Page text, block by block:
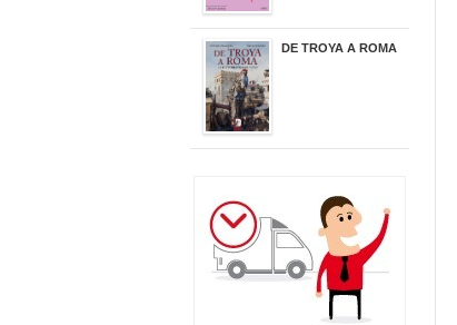
DE TROYA A ROMA